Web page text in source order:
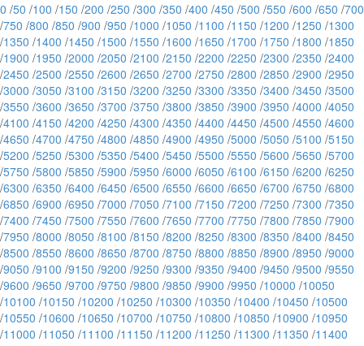
0 /50 /100 /150 /200 /250 /300 /350 /400 /450 /500 /550 /600 /650 /700
/750 /800 /850 /900 /950 /1000 /1050 /1100 /1150 /1200 /1250 /1300
/1350 /1400 /1450 /1500 /1550 /1600 /1650 /1700 /1750 /1800 /1850
/1900 /1950 /2000 /2050 /2100 /2150 /2200 /2250 /2300 /2350 /2400
/2450 /2500 /2550 /2600 /2650 /2700 /2750 /2800 /2850 /2900 /2950
/3000 /3050 /3100 /3150 /3200 /3250 /3300 /3350 /3400 /3450 /3500
/3550 /3600 /3650 /3700 /3750 /3800 /3850 /3900 /3950 /4000 /4050
/4100 /4150 /4200 /4250 /4300 /4350 /4400 /4450 /4500 /4550 /4600
/4650 /4700 /4750 /4800 /4850 /4900 /4950 /5000 /5050 /5100 /5150
/5200 /5250 /5300 /5350 /5400 /5450 /5500 /5550 /5600 /5650 /5700
/5750 /5800 /5850 /5900 /5950 /6000 /6050 /6100 /6150 /6200 /6250
/6300 /6350 /6400 /6450 /6500 /6550 /6600 /6650 /6700 /6750 /6800
/6850 /6900 /6950 /7000 /7050 /7100 /7150 /7200 /7250 /7300 /7350
/7400 /7450 /7500 /7550 /7600 /7650 /7700 /7750 /7800 /7850 /7900
/7950 /8000 /8050 /8100 /8150 /8200 /8250 /8300 /8350 /8400 /8450
/8500 /8550 /8600 /8650 /8700 /8750 /8800 /8850 /8900 /8950 /9000
/9050 /9100 /9150 /9200 /9250 /9300 /9350 /9400 /9450 /9500 /9550
/9600 /9650 /9700 /9750 /9800 /9850 /9900 /9950 /10000 /10050
/10100 /10150 /10200 /10250 /10300 /10350 /10400 /10450 /10500
/10550 /10600 /10650 /10700 /10750 /10800 /10850 /10900 /10950
/11000 /11050 /11100 /11150 /11200 /11250 /11300 /11350 /11400